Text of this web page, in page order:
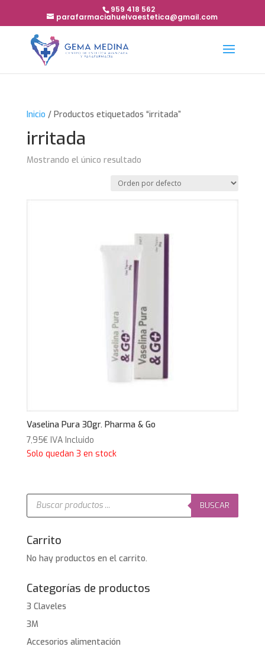
959 418 562
parafarmaciahuelvaestetica@gmail.com
Inicio / Productos etiquetados “irritada”
irritada
Mostrando el único resultado
Vaselina Pura 30gr. Pharma & Go
7,95€ IVA Incluido
Solo quedan 3 en stock
Búsqueda
productos
BUSCAR
Carrito
No hay productos en el carrito.
Categorías de productos
3 Claveles
3M
Accesorios alimentación